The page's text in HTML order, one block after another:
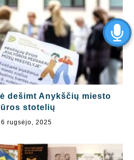
dešimt Anykščių miesto
stotelių
rugsėjo, 2025